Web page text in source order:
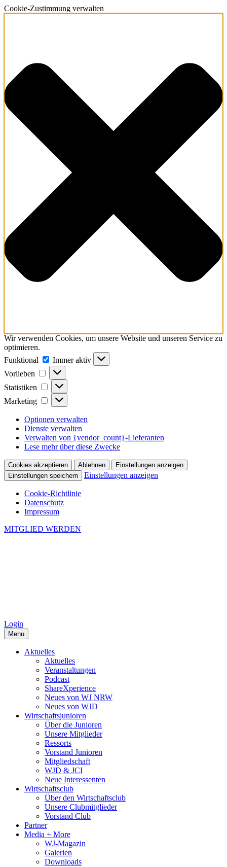
Cookie-Zustimmung verwalten
Wir verwenden Cookies, um unsere Website und unseren Service zu
optimieren.
Funktional
Funktional
Immer aktiv
Vorlieben
Vorlieben
Statistiken Statistiken
Marketing Marketing
Optionen verwalten
Dienste verwalten
Verwalten von {vendor_count}-Lieferanten
Lese mehr über diese Zwecke
Cookies akzeptieren Ablehnen
Einstellungen anzeigen
Einstellungen speichern
Einstellungen anzeigen
Cookie-Richtlinie
Datenschutz
Impressum
MITGLIED WERDEN
Login
Menu
Aktuelles
Aktuelles
Veranstaltungen
Podcast
ShareXperience
Neues von WJ NRW
Neues von WJD
Wirtschaftsjunioren
Über die Junioren
Unsere Mitglieder
Ressorts
Vorstand Junioren
Mitgliedschaft
WJD & JCI
Neue Interessenten
Wirtschaftsclub
Über den Wirtschaftsclub
Unsere Clubmitglieder
Vorstand Club
Partner
Media + More
WJ-Magazin
Galerien
Downloads